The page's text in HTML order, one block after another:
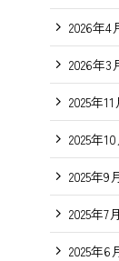
2026年4
2026年3
2025年11
2025年10
2025年9月
2025年7月
2025年6